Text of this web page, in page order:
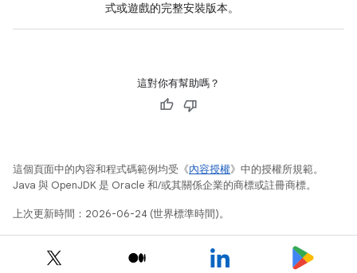
式或遊戲的完整安裝版本。
這對你有幫助嗎？
這個頁面中的內容和程式碼範例均受《內容授權》中的授權所規範。
Java 與 OpenJDK 是 Oracle 和/或其關係企業的商標或註冊商標。
上次更新時間：2026-06-24 (世界標準時間)。